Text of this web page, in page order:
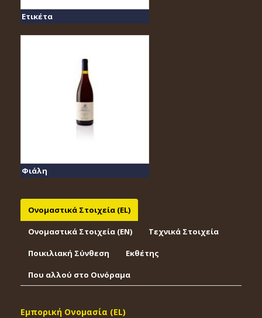
Ετικέτα
Φιάλη
Ονομαστικά Στοιχεία (EL)
Ονομαστικά Στοιχεία (EΝ) Τεχνικά Στοιχεία
Ποικιλιακή Σύνθεση Εκθέτης
Που αλλού στο Οινόραμα
Εμπορική Ονομασία (EL)